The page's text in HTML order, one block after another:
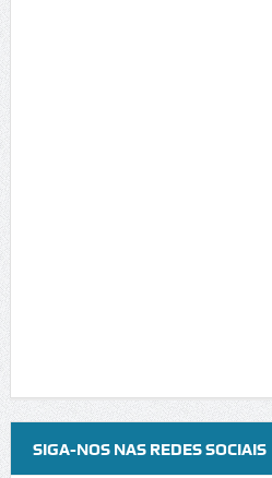
SIGA-NOS NAS REDES SOCIAIS